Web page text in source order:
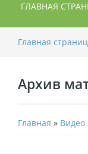
ГЛАВНАЯ
Главная
Архив
Главная » Видео